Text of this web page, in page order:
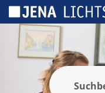
Cookie-Einstellungen